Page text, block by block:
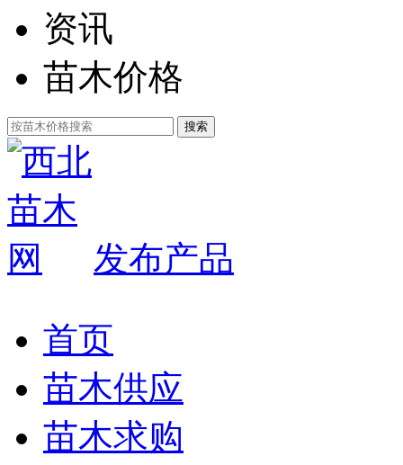
资讯
苗木价格
发布产品
首页
苗木供应
苗木求购